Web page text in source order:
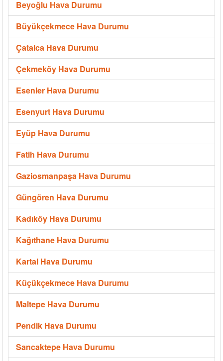
Beyoğlu Hava Durumu
Büyükçekmece Hava Durumu
Çatalca Hava Durumu
Çekmeköy Hava Durumu
Esenler Hava Durumu
Esenyurt Hava Durumu
Eyüp Hava Durumu
Fatih Hava Durumu
Gaziosmanpaşa Hava Durumu
Güngören Hava Durumu
Kadıköy Hava Durumu
Kağıthane Hava Durumu
Kartal Hava Durumu
Küçükçekmece Hava Durumu
Maltepe Hava Durumu
Pendik Hava Durumu
Sancaktepe Hava Durumu